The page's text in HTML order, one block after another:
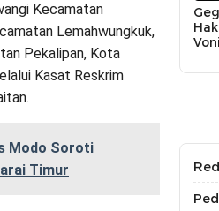
Kecamatan
Lemahwungkuk,
Pekalipan, Kota
Kasat Reskrim
Modo Soroti
Timur